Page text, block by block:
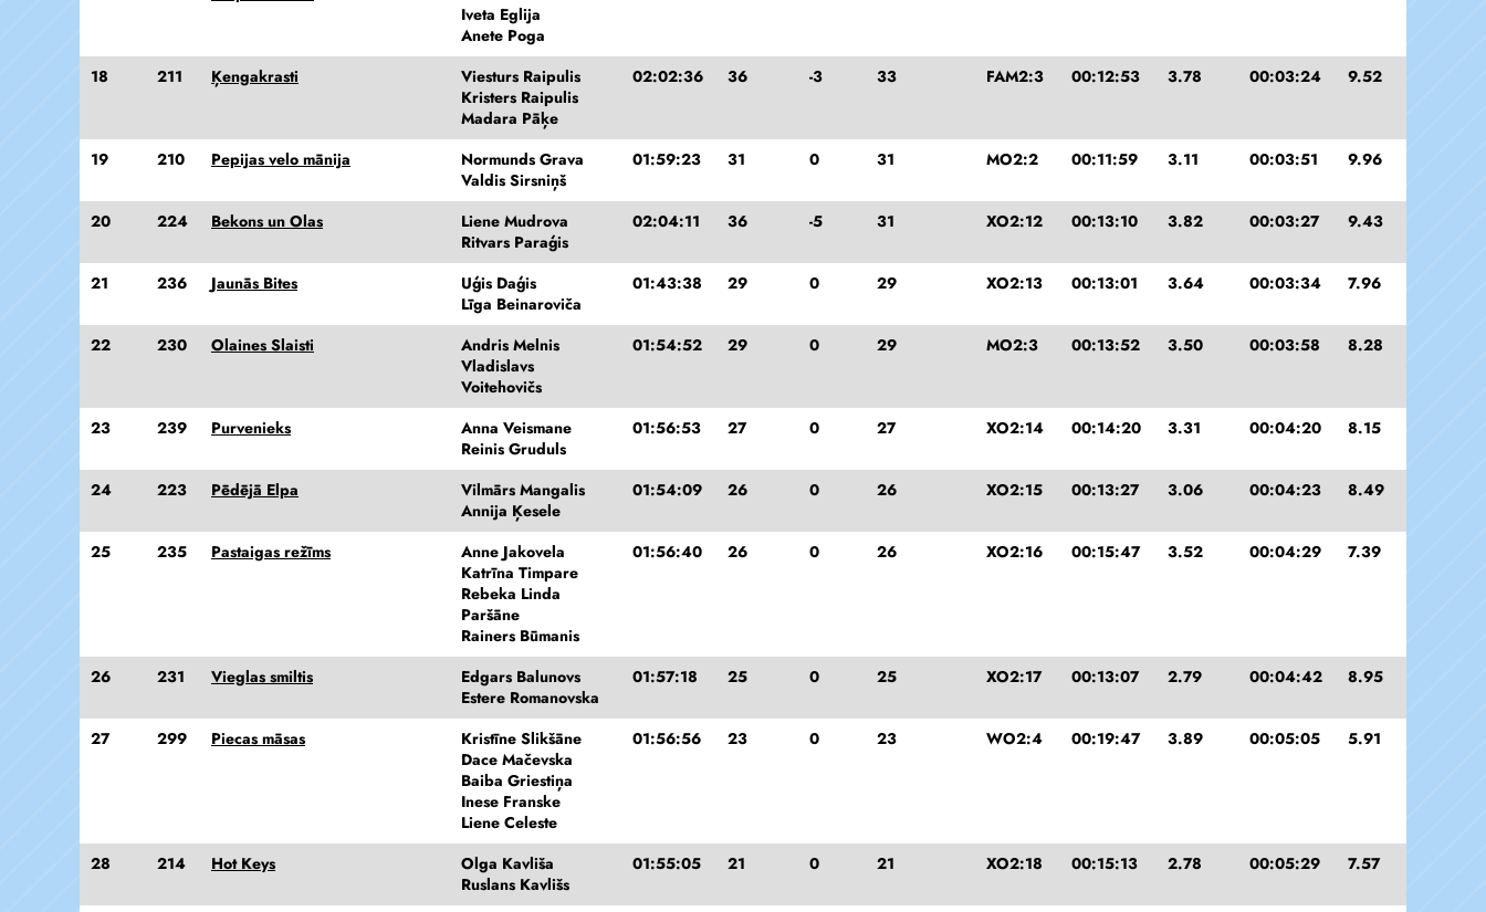
Iveta Eglija
Anete Poga
18 211 Ķengakrasti
Viesturs Raipulis
Kristers Raipulis
Madara Pāķe
02:02:36 36 -3 33 FAM2:3 00:12:53 3.78 00:03:24 9.52
19 210 Pepijas velo mānija
Normunds Grava
Valdis Sirsniņš
01:59:23 31 0 31 MO2:2 00:11:59 3.11 00:03:51 9.96
20 224 Bekons un Olas
Liene Mudrova
Ritvars Paraģis
02:04:11 36 -5 31 XO2:12 00:13:10 3.82 00:03:27 9.43
21 236 Jaunās Bites
Uģis Daģis
Līga Beinaroviča
01:43:38 29 0 29 XO2:13 00:13:01 3.64 00:03:34 7.96
22 230 Olaines Slaisti
Andris Melnis
Vladislavs
Voitehovičs
01:54:52 29 0 29 MO2:3 00:13:52 3.50 00:03:58 8.28
23 239 Purvenieks
Anna Veismane
Reinis Gruduls
01:56:53 27 0 27 XO2:14 00:14:20 3.31 00:04:20 8.15
24 223 Pēdējā Elpa
Vilmārs Mangalis
Annija Ķesele
01:54:09 26 0 26 XO2:15 00:13:27 3.06 00:04:23 8.49
25 235 Pastaigas režīms
Anne Jakovela
Katrīna Timpare
Rebeka Linda
Paršāne
Rainers Būmanis
01:56:40 26 0 26 XO2:16 00:15:47 3.52 00:04:29 7.39
26 231 Vieglas smiltis
Edgars Balunovs
Estere Romanovska
01:57:18 25 0 25 XO2:17 00:13:07 2.79 00:04:42 8.95
27 299 Piecas māsas
Kristīne Slikšāne
Dace Mačevska
Baiba Griestiņa
Inese Franske
Liene Celeste
01:56:56 23 0 23 WO2:4 00:19:47 3.89 00:05:05 5.91
28 214 Hot Keys
Olga Kavliša
Ruslans Kavlišs
01:55:05 21 0 21 XO2:18 00:15:13 2.78 00:05:29 7.57